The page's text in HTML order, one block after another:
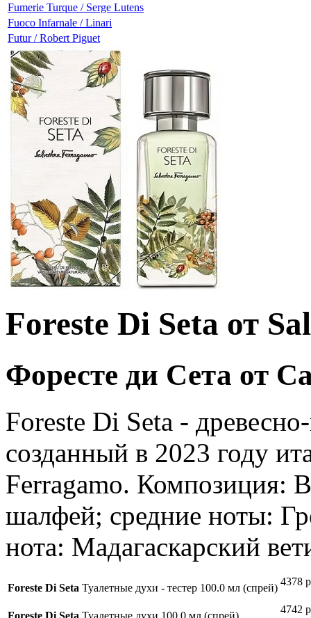
Fumerie Turque / Serge Lutens
Fuoco Infarnale / Linari
Futur / Robert Piguet
Foreste Di Seta от
Форесте ди Сета от
Foreste Di Seta -
созданный в 2023 году
Ferragamo. Композиция:
шалфей; средние ноты:
нота: Мадагаскарский
Foreste Di Seta Туалетные духи - тестер 100.0 мл (спрей)
4378
Foreste Di Seta Туалетные духи 100.0 мл (спрей)
4742